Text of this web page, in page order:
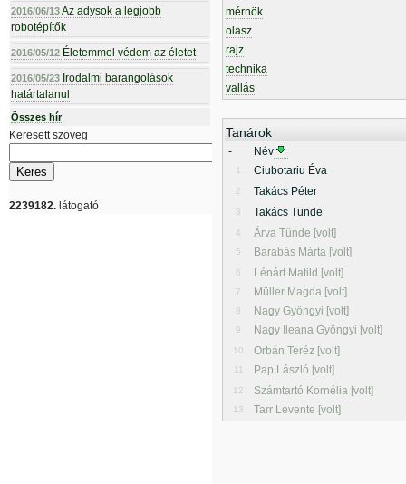
2016/06/13Az adysok a legjobb
robotépítők
2016/05/12 Életemmel védem az életet
2016/05/23 Irodalmi barangolások
határtalanul
Összes hír
Keresett szöveg
2239182. látogató
mérnök
olasz
rajz
technika
vallás
Tanárok
- Név
1 Ciubotariu Éva
2 Takács Péter
3 Takács Tünde
4 Árva Tünde [volt]
5 Barabás Márta [volt]
6 Lénárt Matild [volt]
7 Müller Magda [volt]
8 Nagy Gyöngyi [volt]
9 Nagy Ileana Gyöngyi [volt]
10 Orbán Teréz [volt]
11 Pap László [volt]
12 Számtartó Kornélia [volt]
13 Tarr Levente [volt]